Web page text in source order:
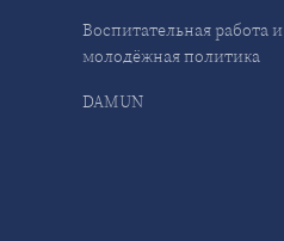
Воспитательная работа и
молодёжная политика
DAMUN